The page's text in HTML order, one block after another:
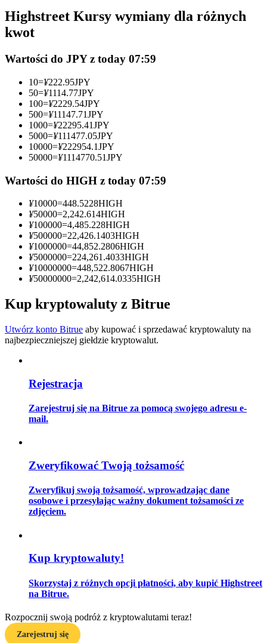
Zostań traderem kopiującym
Ciesz się podziałem zysków i prowizjami z kopiowania
transakcji
Informacja
Analiza Big Data, w tym informacje handlowe itp.
Przewodnik
Strategie handlowe
Dowiedz się, jak zachować rentowność
Highstreet Kursy wymiany dla różnych
kwot
Wartości do JPY z today 07:59
10=¥222.95JPY
50=¥1114.77JPY
100=¥2229.54JPY
500=¥11147.71JPY
1000=¥22295.41JPY
5000=¥111477.05JPY
10000=¥222954.1JPY
50000=¥1114770.51JPY
Wartości do HIGH z today 07:59
¥10000=448.5228HIGH
¥50000=2,242.614HIGH
¥100000=4,485.228HIGH
¥500000=22,426.1403HIGH
¥1000000=44,852.2806HIGH
¥5000000=224,261.4033HIGH
¥10000000=448,522.8067HIGH
¥50000000=2,242,614.0335HIGH
Kup kryptowaluty z Bitrue
Utwórz konto Bitrue aby kupować i sprzedawać kryptowaluty na
najbezpieczniejszej giełdzie kryptowalut.
Rejestracja
Zarejestruj się na Bitrue za pomocą swojego adresu e-
mail.
Zweryfikować Twoją tożsamość
Zweryfikuj swoją tożsamość, wprowadzając dane
osobowe i przesyłając ważny dokument tożsamości ze
zdjęciem.
Kup kryptowaluty!
Skorzystaj z różnych opcji płatności, aby kupić Highstreet
na Bitrue.
Rozpocznij swoją podróż z kryptowalutami teraz!
Zarejestruj się